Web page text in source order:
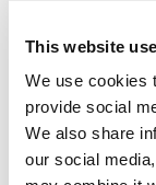
This website
We use cookies
provide social
We also share
our social
2362005060